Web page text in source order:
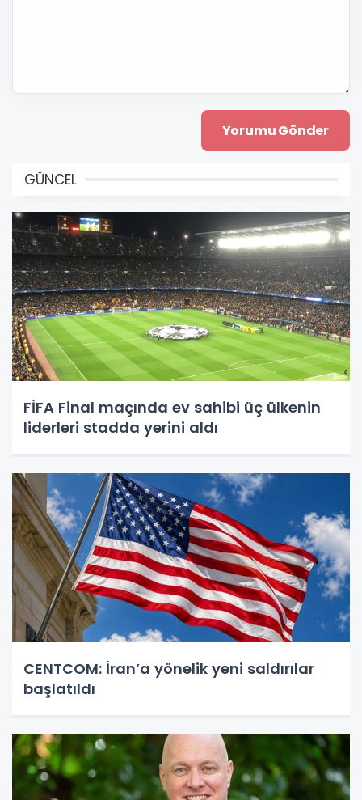
GÜNCEL
FİFA Final maçında ev sahibi üç ülkenin
liderleri stadda yerini aldı
CENTCOM: İran’a yönelik yeni saldırılar
başlatıldı